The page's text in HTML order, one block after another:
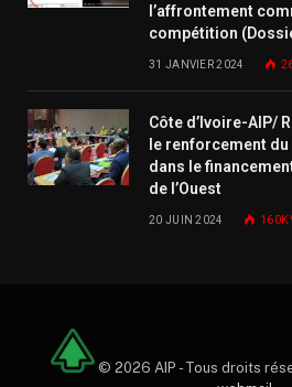
l’affrontement
compétition
31 JANVIER 2024
Côte d’Ivoire-AIP/
le renforcement
dans le
de l’Ouest
20 JUIN 2024 160K
© 2026 AIP - Tous droits